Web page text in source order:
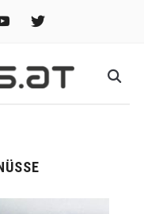
twitter